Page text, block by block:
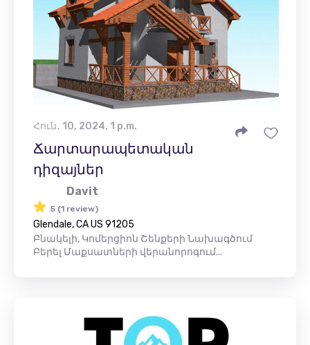
Հուն․ 10, 2024, 1 p.m.
Ճարտարապետական ​​
դիզայներ
Davit
5 (1 review)
Glendale, CA US 91205
Բնակելի, Կոմերցիոն Շենքերի Նախագծում
Բերել Մաքսատների վերանորոգում...